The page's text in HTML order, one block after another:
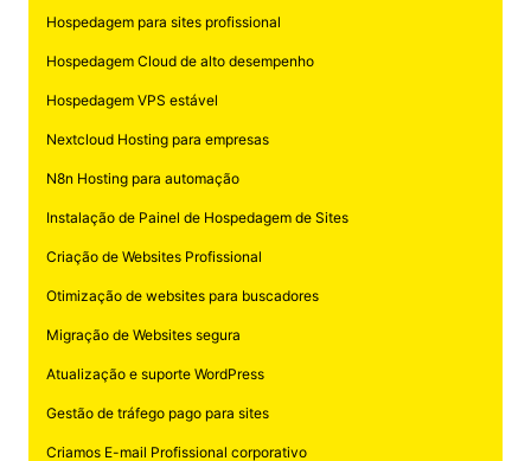
Hospedagem para sites profissional
Hospedagem Cloud de alto desempenho
Hospedagem VPS estável
Nextcloud Hosting para empresas
N8n Hosting para automação
Instalação de Painel de Hospedagem de Sites
Criação de Websites Profissional
Otimização de websites para buscadores
Migração de Websites segura
Atualização e suporte WordPress
Gestão de tráfego pago para sites
Criamos E-mail Profissional corporativo